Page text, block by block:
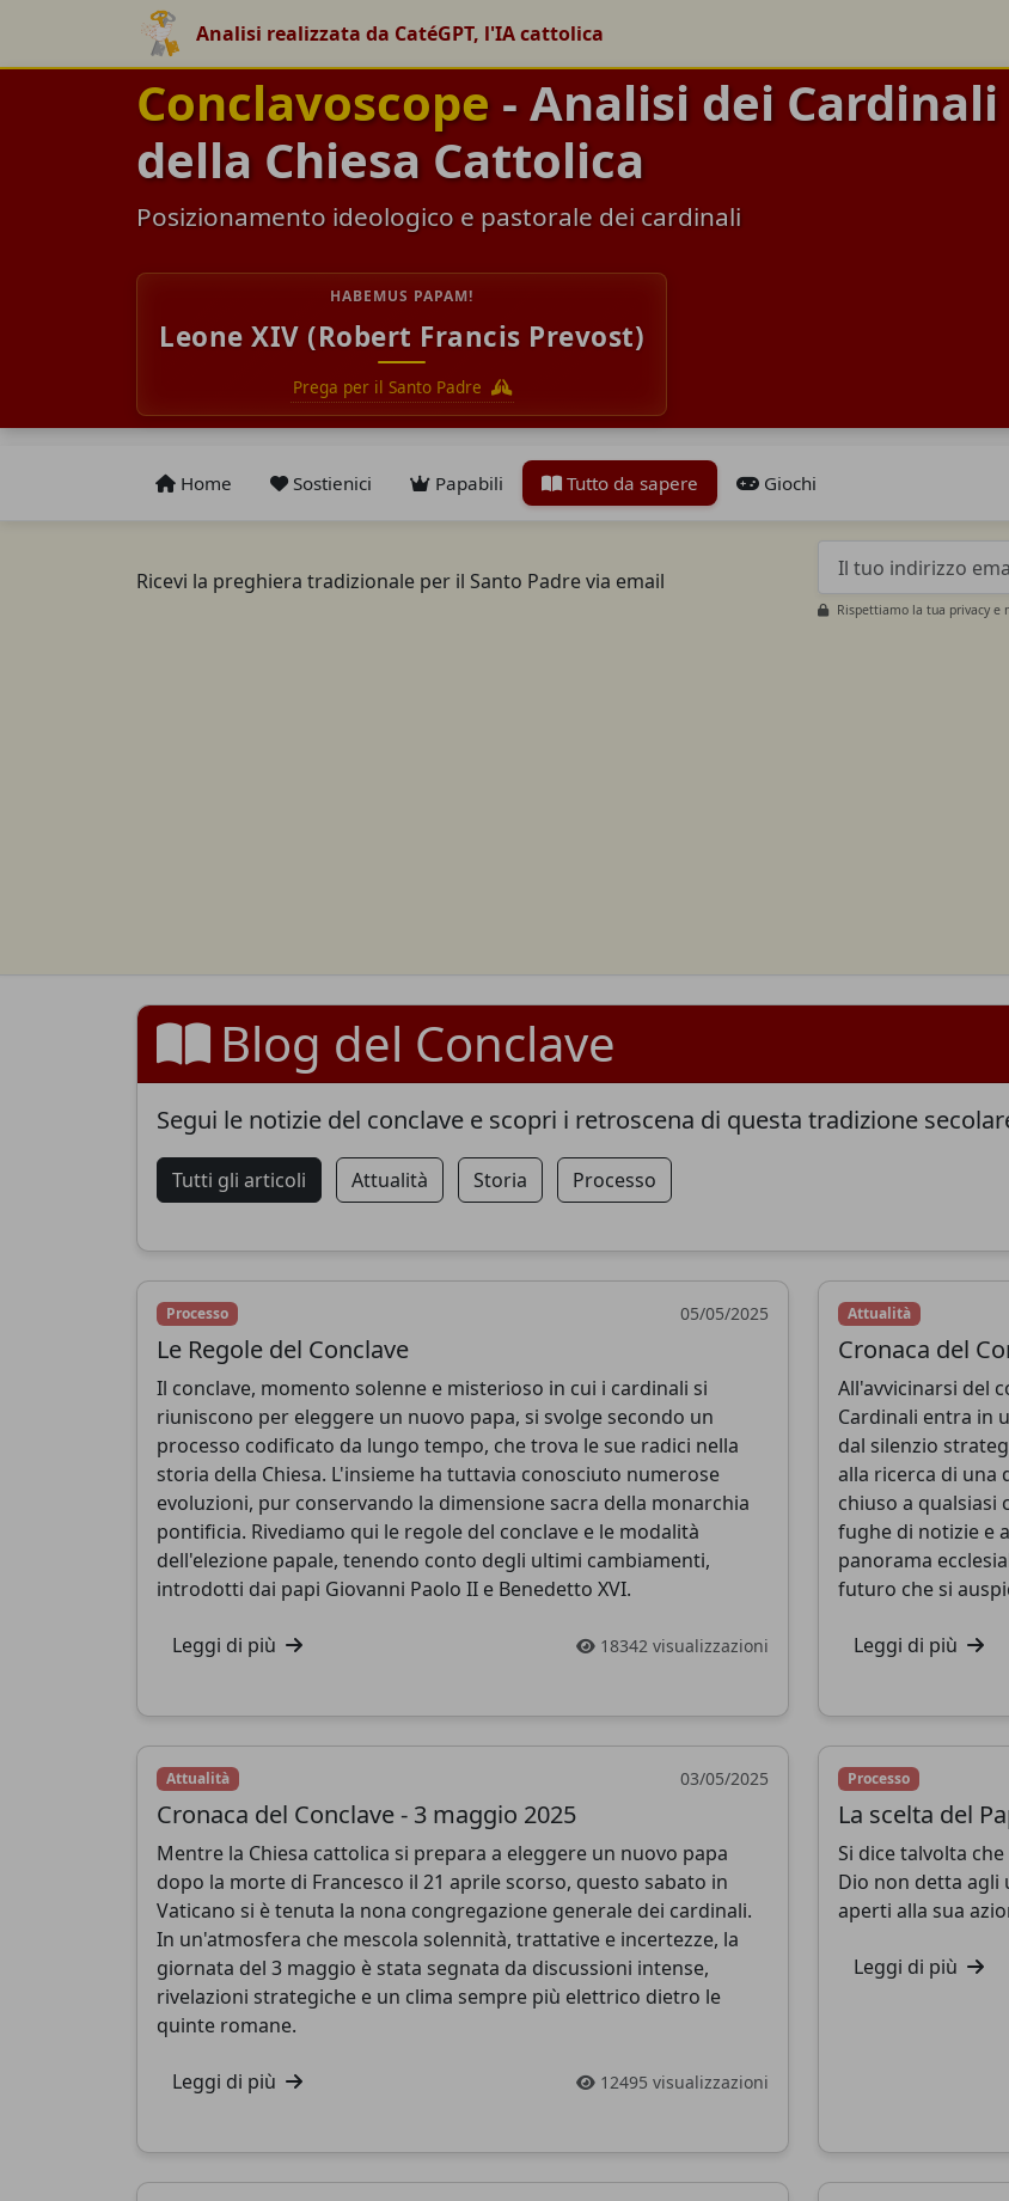
Analisi realizzata da CatéGPT, l'IA cattolica
Conclavoscope - Analisi dei Cardinali
della Chiesa Cattolica
Posizionamento ideologico e pastorale dei cardinali
HABEMUS PAPAM!
Leone XIV (Robert Francis Prevost)
Prega per il Santo Padre
Home Sostienici Papabili Tutto da sapere Giochi
Ricevi la preghiera tradizionale per il Santo Padre via email
Rispettiamo la tua privacy e
Blog del Conclave
Segui le notizie del conclave e scopri i retroscena di questa tradizione
Tutti gli articoli Attualità Storia Processo
Processo 05/05/2025
Le Regole del Conclave
Il conclave, momento solenne e misterioso in cui i cardinali si
riuniscono per eleggere un nuovo papa, si svolge secondo un
processo codificato da lungo tempo, che trova le sue radici nella
storia della Chiesa. L'insieme ha tuttavia conosciuto numerose
evoluzioni, pur conservando la dimensione sacra della monarchia
pontificia. Rivediamo qui le regole del conclave e le modalità
dell'elezione papale, tenendo conto degli ultimi cambiamenti,
introdotti dai papi Giovanni Paolo II e Benedetto XVI.
Leggi di più 18342 visualizzazioni
Attualità
Cronaca del
All'avvicinarsi del
Cardinali entra in
dal silenzio
alla ricerca di una
chiuso a qualsiasi
fughe di notizie e
panorama
futuro che si
Leggi di più
Attualità 03/05/2025
Cronaca del Conclave - 3 maggio 2025
Mentre la Chiesa cattolica si prepara a eleggere un nuovo papa
dopo la morte di Francesco il 21 aprile scorso, questo sabato in
Vaticano si è tenuta la nona congregazione generale dei cardinali.
In un'atmosfera che mescola solennità, trattative e incertezze, la
giornata del 3 maggio è stata segnata da discussioni intense,
rivelazioni strategiche e un clima sempre più elettrico dietro le
quinte romane.
Leggi di più 12495 visualizzazioni
Processo
La scelta del
Si dice talvolta
Dio non detta agli
aperti alla sua
Leggi di più
Sostieni CatéGPT
CatéGPT.chat
Aiutaci a continuare la nostra
CatéGPT, l'organizzazione dietro
ha bisogno del tuo supporto per
sviluppare strumenti di analisi e
Ricerca